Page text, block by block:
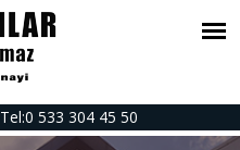
Tel:0 533 304 45 50